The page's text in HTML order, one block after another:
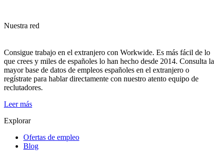
Nuestra red
Consigue trabajo en el extranjero con Workwide. Es más fácil de lo
que crees y miles de españoles lo han hecho desde 2014. Consulta la
mayor base de datos de empleos españoles en el extranjero o
regístrate para hablar directamente con nuestro atento equipo de
reclutadores.
Leer más
Explorar
Ofertas de empleo
Blog